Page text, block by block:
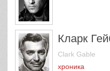
Кларк
Clark Gable
хроника